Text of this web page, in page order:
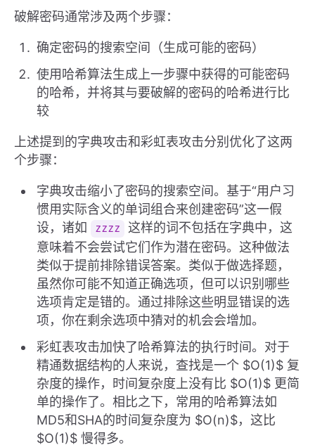
破解密码通常涉及两个步骤：
确定密码的搜索空间（生成可能的密码）
使用哈希算法生成上一步骤中获得的可能密码
的哈希，并将其与要破解的密码的哈希进行比
较
上述提到的字典攻击和彩虹表攻击分别优化了这两
个步骤：
字典攻击缩小了密码的搜索空间。基于“用户习
惯用实际含义的单词组合来创建密码”这一假
设，诸如
zzzz
这样的词不包括在字典中，这
意味着不会尝试它们作为潜在密码。这种做法
类似于提前排除错误答案。类似于做选择题，
虽然你可能不知道正确选项，但可以识别哪些
选项肯定是错的。通过排除这些明显错误的选
项，你在剩余选项中猜对的机会会增加。
彩虹表攻击加快了哈希算法的执行时间。对于
精通数据结构的人来说，查找是一个 $O(1)$ 复
杂度的操作，时间复杂度上没有比 $O(1)$ 更简
单的操作了。相比之下，常用的哈希算法如
MD5和SHA的时间复杂度为 $O(n)$，这比
$O(1)$ 慢得多。